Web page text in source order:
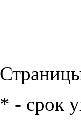
* - срок